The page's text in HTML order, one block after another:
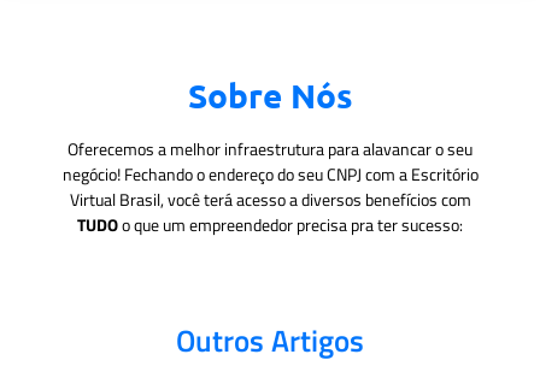
Sobre Nós
Oferecemos a melhor infraestrutura para alavancar o seu
negócio! Fechando o endereço do seu CNPJ com a Escritório
Virtual Brasil, você terá acesso a diversos benefícios com
TUDOo que um empreendedor precisa pra ter sucesso:
Outros Artigos